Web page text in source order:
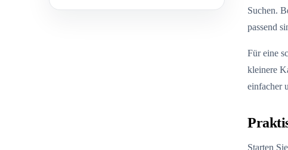
Suchen.
passend
Für eine
kleinere
einfacher
Starten